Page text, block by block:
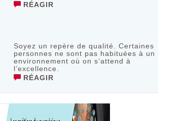
RÉAGIR
Soyez un repère de qualité. Certaines
personnes ne sont pas habituées à un
environnement où on s’attend à
l’excellence.
RÉAGIR